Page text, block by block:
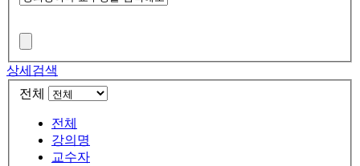
상세검색
전체
전체
강의명
교수자